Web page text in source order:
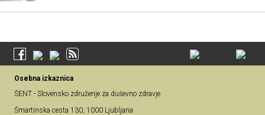
Osebna izkaznica
ŠENT - Slovensko združenje za duševno zdravje
Šmartinska cesta 130, 1000 Ljubljana